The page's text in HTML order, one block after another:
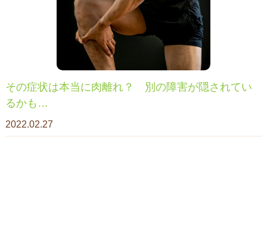
その症状は本当に肉離れ？ 別の障害が隠されてい
るかも…
2022.02.27